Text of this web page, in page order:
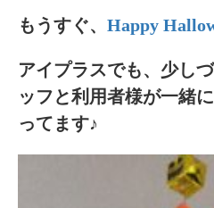
もうすぐ、 Happy
アイプラスでも、少し
ッフと利用者様が一緒
ってます♪